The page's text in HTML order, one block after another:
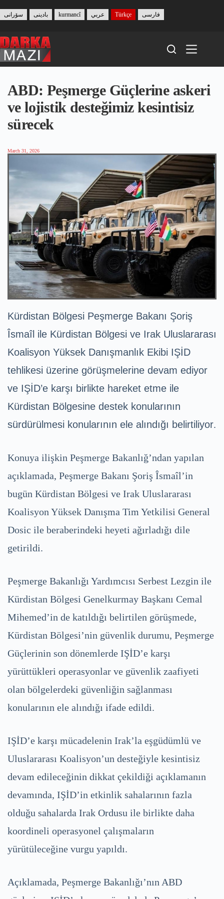
content
بادینی سۆرانی kurmancî عربي Türkçe فارسی
ABD: Peşmerge Güçlerine askeri
ve lojistik desteğimiz kesintisiz
sürecek
March 31, 2026
Kürdistan Bölgesi Peşmerge Bakanı Şoriş
Îsmaîl ile Kürdistan Bölgesi ve Irak Uluslararası
Koalisyon Yüksek Danışmanlık Ekibi IŞİD
tehlikesi üzerine görüşmelerine devam ediyor
ve IŞİD’e karşı birlikte hareket etme ile
Kürdistan Bölgesine destek konularının
sürdürülmesi konularının ele alındığı belirtiliyor.
Konuya ilişkin Peşmerge Bakanlığ’ndan yapılan
açıklamada, Peşmerge Bakanı Şoriş Îsmaîl’in
bugün Kürdistan Bölgesi ve Irak Uluslararası
Koalisyon Yüksek Danışma Tim Yetkilisi General
Dosic ile beraberindeki heyeti ağırladığı dile
getirildi.
Peşmerge Bakanlığı Yardımcısı Serbest Lezgin ile
Kürdistan Bölgesi Genelkurmay Başkanı Cemal
Mihemed’in de katıldığı belirtilen görüşmede,
Kürdistan Bölgesi’nin güvenlik durumu, Peşmerge
Güçlerinin son dönemlerde IŞİD’e karşı
yürüttükleri operasyonlar ve güvenlik zaafiyeti
olan bölgelerdeki güvenliğin sağlanması
konularının ele alındığı ifade edildi.
IŞİD’e karşı mücadelenin Irak’la eşgüdümlü ve
Uluslararası Koalisyon’un desteğiyle kesintisiz
devam edileceğinin dikkat çekildiği açıklamanın
devamında, IŞİD’in etkinlik sahalarının fazla
olduğu sahalarda Irak Ordusu ile birlikte daha
koordineli operasyonel çalışmaların
yürütüleceğine vurgu yapıldı.
Açıklamada, Peşmerge Bakanlığı’nın ABD